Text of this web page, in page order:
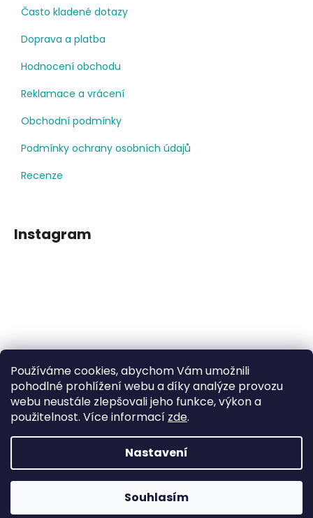
Používáme cookies, abychom Vám umožnili
pohodlné prohlížení webu a díky analýze provozu
webu neustále zlepšovali jeho funkce, výkon a
použitelnost. Více informací zde.
Nastavení
Souhlasím
Často kladené dotazy
Doprava a platba
Hodnocení obchodu
Reklamace a vrácení
Obchodní podmínky
Podmínky ochrany osobních údajů
Recenze
Instagram
Sledovat na Instagramu
Facebook
Vytvořil Shoptet
Dětské klipy na dudlíčky